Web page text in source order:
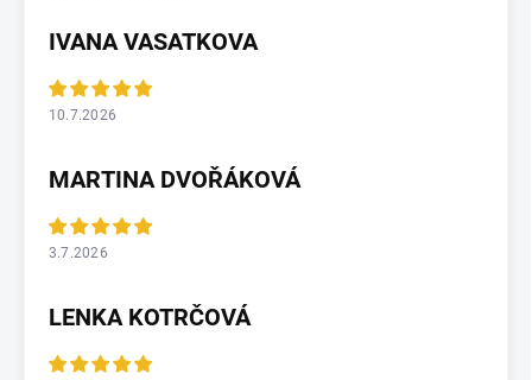
IVANA VASATKOVA
10.7.2026
MARTINA DVOŘÁKOVÁ
3.7.2026
LENKA KOTRČOVÁ